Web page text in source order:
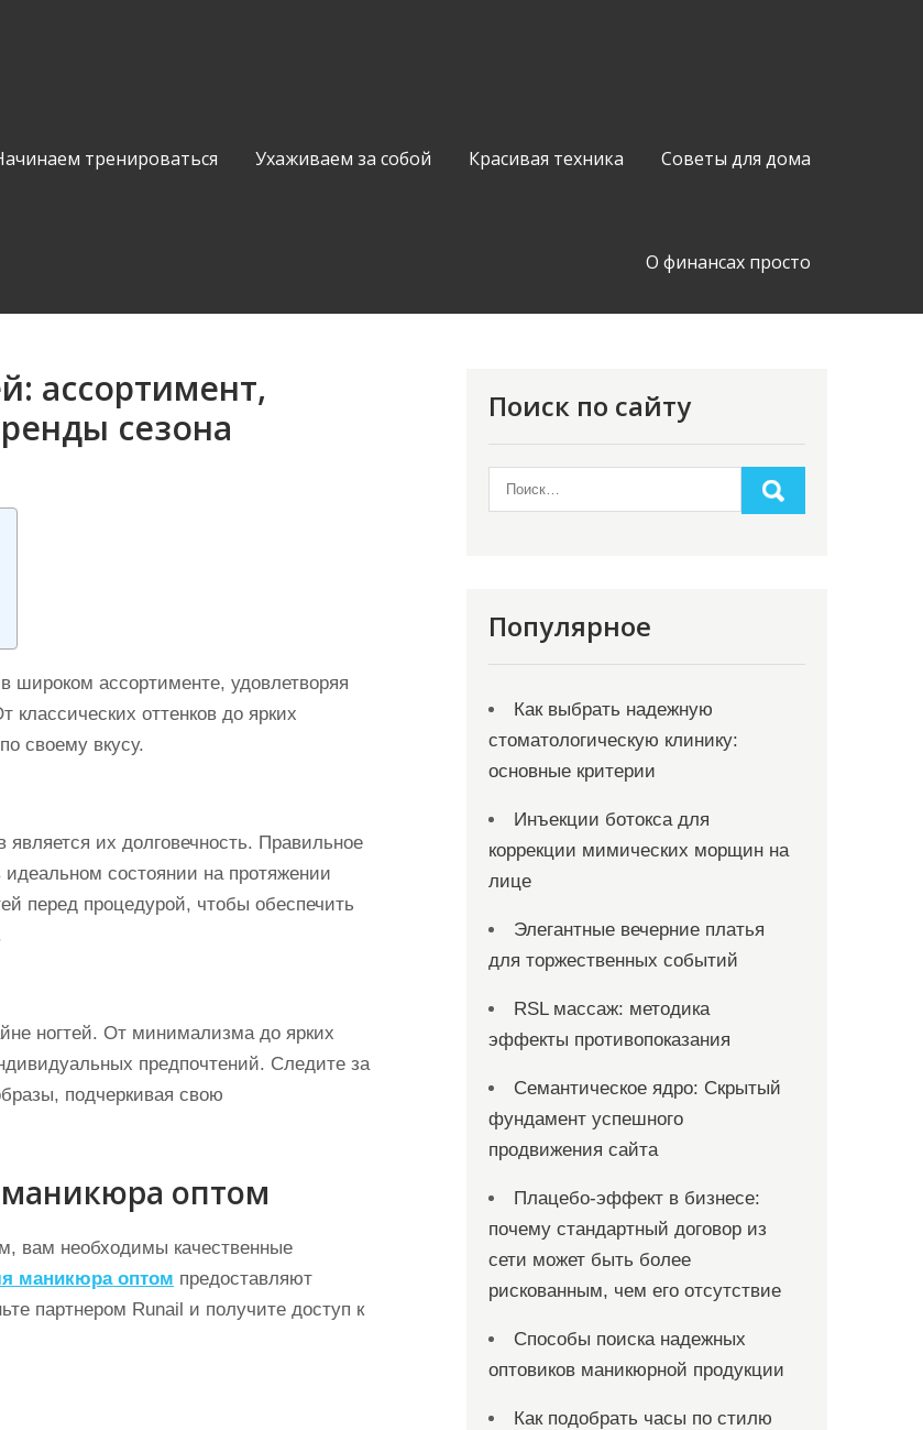
тренироваться Ухаживаем за собой Красивая техника Советы для дома
О финансах просто
ассортимент,
сезона
широком ассортименте, удовлетворяя
оттенков до ярких
своему вкусу.
их долговечность. Правильное
идеальном состоянии на протяжении
перед процедурой, чтобы обеспечить
ногтей. От минимализма до ярких
предпочтений. Следите за
подчеркивая свою
оптом
вам необходимы качественные
маникюра оптом предоставляют
партнером Runail и получите доступ к
Поиск по сайту
Популярное
Как выбрать надежную
стоматологическую клинику:
основные критерии
Инъекции ботокса для
коррекции мимических морщин на
лице
Элегантные вечерние платья
для торжественных событий
RSL массаж: методика
эффекты противопоказания
Семантическое ядро: Скрытый
фундамент успешного
продвижения сайта
Плацебо-эффект в бизнесе:
почему стандартный договор из
сети может быть более
рискованным, чем его отсутствие
Способы поиска надежных
оптовиков маникюрной продукции
Как подобрать часы по стилю